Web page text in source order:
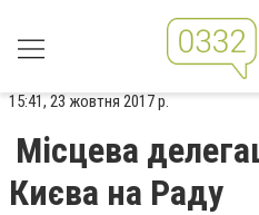
15:41, 23 жовтня 2017 р.
Місцева
Києва на Раду